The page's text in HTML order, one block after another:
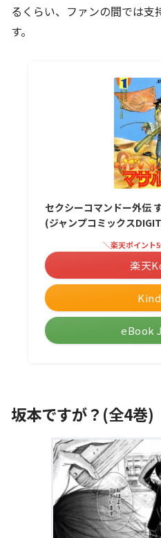
るくらい、ファンの間では
す。
セクシーコマンドー外伝
(ジャンプコミックス
＼楽天ポイント
楽天
eBook
坂本ですが？(全4巻)